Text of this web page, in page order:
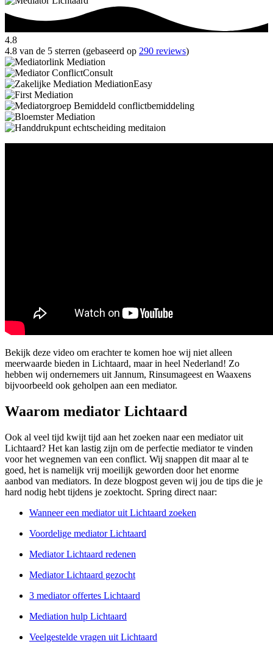
4.8
4.8 van de 5 sterren (gebaseerd op 290 reviews)
Bekijk deze video om erachter te komen hoe wij niet alleen
meerwaarde bieden in Lichtaard, maar in heel Nederland! Zo
hebben wij ondernemers uit Jannum, Rinsumageest en Waaxens
bijvoorbeeld ook geholpen aan een mediator.
Waarom mediator Lichtaard
Ook al veel tijd kwijt tijd aan het zoeken naar een mediator uit
Lichtaard? Het kan lastig zijn om de perfectie mediator te vinden
voor het wegnemen van een conflict. Wij snappen dit maar al te
goed, het is namelijk vrij moeilijk geworden door het enorme
aanbod van mediators. In deze blogpost geven wij jou de tips die je
hard nodig hebt tijdens je zoektocht. Spring direct naar:
Wanneer een mediator uit Lichtaard zoeken
Voordelige mediator Lichtaard
Mediator Lichtaard redenen
Mediator Lichtaard gezocht
3 mediator offertes Lichtaard
Mediation hulp Lichtaard
Veelgestelde vragen uit Lichtaard